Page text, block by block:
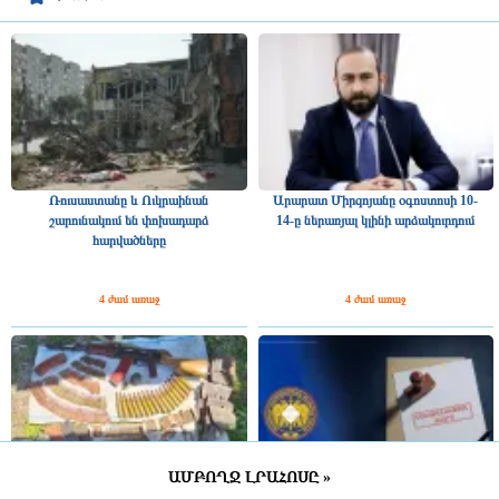
Ռուսաստանը և Ուկրաինան
շարունակում են փոխադարձ
հարվածները
4 ժամ առաջ
Արարատ Միրզոյանը օգոստոսի 10-
14-ը ներառյալ կլինի արձակուրդում
4 ժամ առաջ
ԱՄԲՈՂՋ ԼՐԱՀՈՍԸ »